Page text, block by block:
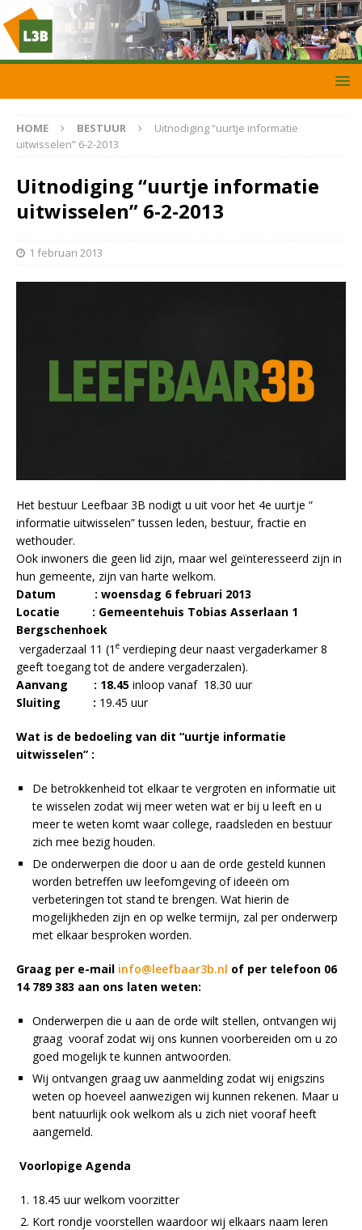
HOME BESTUUR
Uitnodiging “uurtje informatie
uitwisselen” 6-2-2013
Uitnodiging “uurtje informatie
uitwisselen” 6-2-2013
1 februari 2013
Het bestuur Leefbaar 3B nodigt u uit voor het 4e uurtje “
informatie uitwisselen” tussen leden, bestuur, fractie en
wethouder.
Ook inwoners die geen lid zijn, maar wel geïnteresseerd zijn in
hun gemeente, zijn van harte welkom.
Datum : woensdag 6 februari 2013
Locatie : Gemeentehuis Tobias Asserlaan 1
Bergschenhoek
vergaderzaal 11 (1 e verdieping deur naast vergaderkamer 8
geeft toegang tot de andere vergaderzalen).
Aanvang : 18.45 inloop vanaf 18.30 uur
Sluiting : 19.45 uur
Wat is de bedoeling van dit “uurtje informatie
uitwisselen” :
De betrokkenheid tot elkaar te vergroten en informatie uit
te wisselen zodat wij meer weten wat er bij u leeft en u
meer te weten komt waar college, raadsleden en bestuur
zich mee bezig houden.
De onderwerpen die door u aan de orde gesteld kunnen
worden betreffen uw leefomgeving of ideeën om
verbeteringen tot stand te brengen. Wat hierin de
mogelijkheden zijn en op welke termijn, zal per onderwerp
met elkaar besproken worden.
Graag per e-mail info@leefbaar3b.nl of per telefoon 06
14 789 383 aan ons laten weten:
Onderwerpen die u aan de orde wilt stellen, ontvangen wij
graag vooraf zodat wij ons kunnen voorbereiden om u zo
goed mogelijk te kunnen antwoorden.
Wij ontvangen graag uw aanmelding zodat wij enigszins
weten op hoeveel aanwezigen wij kunnen rekenen. Maar u
bent natuurlijk ook welkom als u zich niet vooraf heeft
aangemeld.
Voorlopige Agenda
18.45 uur welkom voorzitter
Kort rondje voorstellen waardoor wij elkaars naam leren